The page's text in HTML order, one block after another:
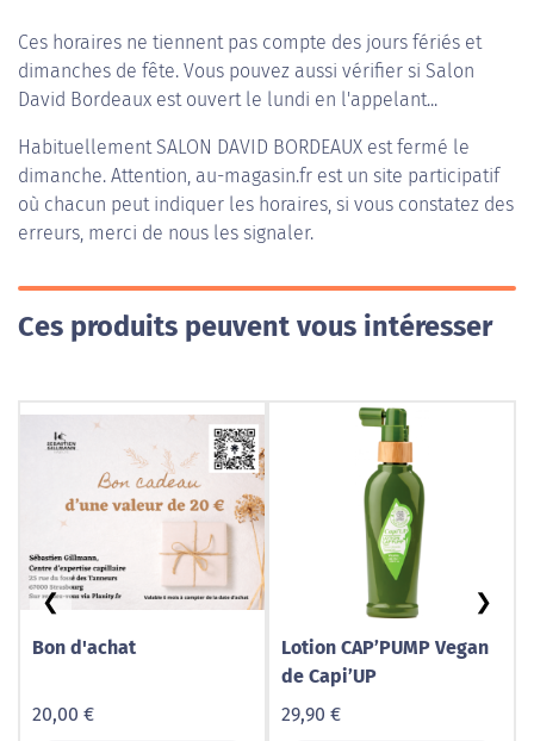
Ces horaires ne tiennent pas compte des jours fériés et
dimanches de fête. Vous pouvez aussi vérifier si Salon
David Bordeaux est ouvert le lundi en l'appelant...
HabituellementSALON DAVID BORDEAUX est fermé le
dimanche. Attention, au-magasin.fr est un site participatif
où chacun peut indiquer les horaires, si vous constatez des
erreurs, merci de nous les signaler.
Ces produits peuvent vous intéresser
Bon d'achat
20,00 €
Lotion CAP’PUMP Vegan
de Capi’UP
29,90 €
❮ ❯